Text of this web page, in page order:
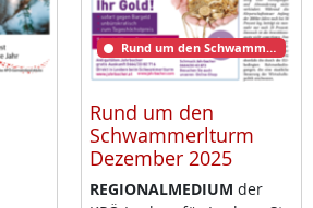
Rund um den Schwammerlturm
Rund um den
Schwammerlturm
Dezember 2025
RE­GIO­NAL­ME­DI­UM der